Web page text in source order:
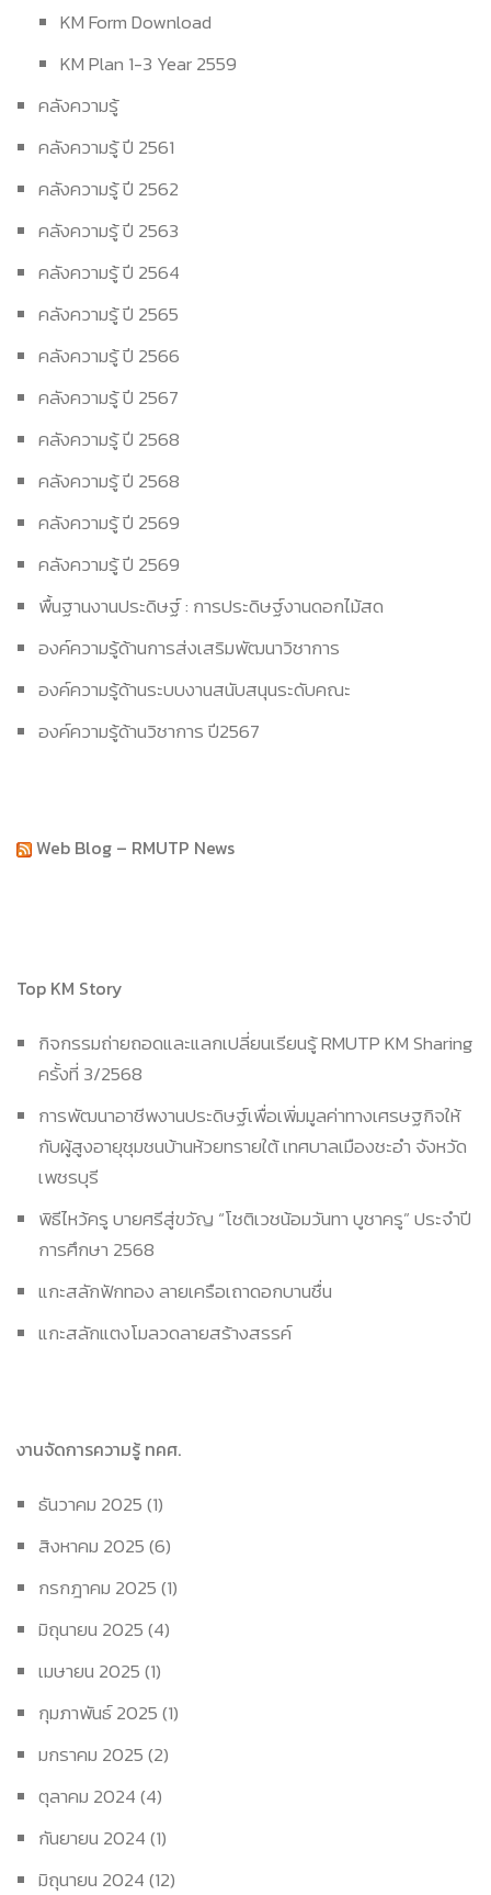
KM Form Download
KM Plan 1-3 Year 2559
คลังความรู้
คลังความรู้ ปี 2561
คลังความรู้ ปี 2562
คลังความรู้ ปี 2563
คลังความรู้ ปี 2564
คลังความรู้ ปี 2565
คลังความรู้ ปี 2566
คลังความรู้ ปี 2567
คลังความรู้ ปี 2568
คลังความรู้ ปี 2568
คลังความรู้ ปี 2569
คลังความรู้ ปี 2569
พื้นฐานงานประดิษฐ์ : การประดิษฐ์งานดอกไม้สด
องค์ความรู้ด้านการส่งเสริมพัฒนาวิชาการ
องค์ความรู้ด้านระบบงานสนับสนุนระดับคณะ
องค์ความรู้ด้านวิชาการ ปี2567
Web Blog – RMUTP News
Top KM Story
กิจกรรมถ่ายถอดและแลกเปลี่ยนเรียนรู้ RMUTP KM Sharing
ครั้งที่ 3/2568
การพัฒนาอาชีพงานประดิษฐ์เพื่อเพิ่มมูลค่าทางเศรษฐกิจให้
กับผู้สูงอายุชุมชนบ้านห้วยทรายใต้ เทศบาลเมืองชะอำ จังหวัด
เพชรบุรี
พิธีไหว้ครู บายศรีสู่ขวัญ “โชติเวชน้อมวันทา บูชาครู” ประจำปี
การศึกษา 2568
แกะสลักฟักทอง ลายเครือเถาดอกบานชื่น
แกะสลักแตงโมลวดลายสร้างสรรค์
งานจัดการความรู้ ทคศ.
ธันวาคม 2025(1)
สิงหาคม 2025(6)
กรกฎาคม 2025(1)
มิถุนายน 2025(4)
เมษายน 2025(1)
กุมภาพันธ์ 2025(1)
มกราคม 2025(2)
ตุลาคม 2024(4)
กันยายน 2024(1)
มิถุนายน 2024(12)